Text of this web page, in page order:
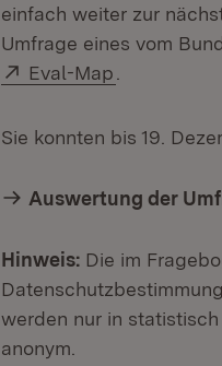
einfach weiter zur
Umfrage eines vom
Extern:
Eval-Map
Sie konnten bis 19.
Auswertung der
Hinweis: Die im
werden nur in
anonym.